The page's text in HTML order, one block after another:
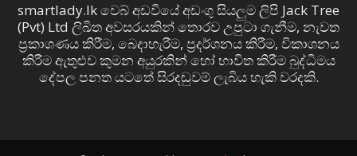
smartlady.lk වෙබ් අඩවියේ අඩංගු සියලුම ලිපි Jack Tree
(Pvt) Ltd ලිඛිත අවසරයකින් තොරව උපුටා ගැනීම, නැවත
ප්‍රකාශණය කිරීම, බෙදාහැරීම, ප්‍රදර්ශනය කිරීම, විකාශනය
කිරීම ඇතුළුව කුමන අයුරකින් හෝ භාවිත කිරීම බුද්ධිමය
දේපල පනත යටතේ සිරදඬුවම් ලැබිය හැකි වරදකි.